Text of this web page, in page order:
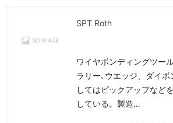
SPT Roth
ワイヤボンディングツー
ラリー､ウエッジ、ダイボ
してはピックアップなど
している。製造…